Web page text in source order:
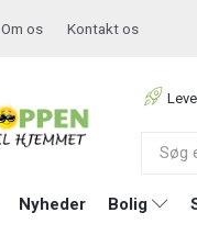
Om os Kontakt os
Nyheder Bolig